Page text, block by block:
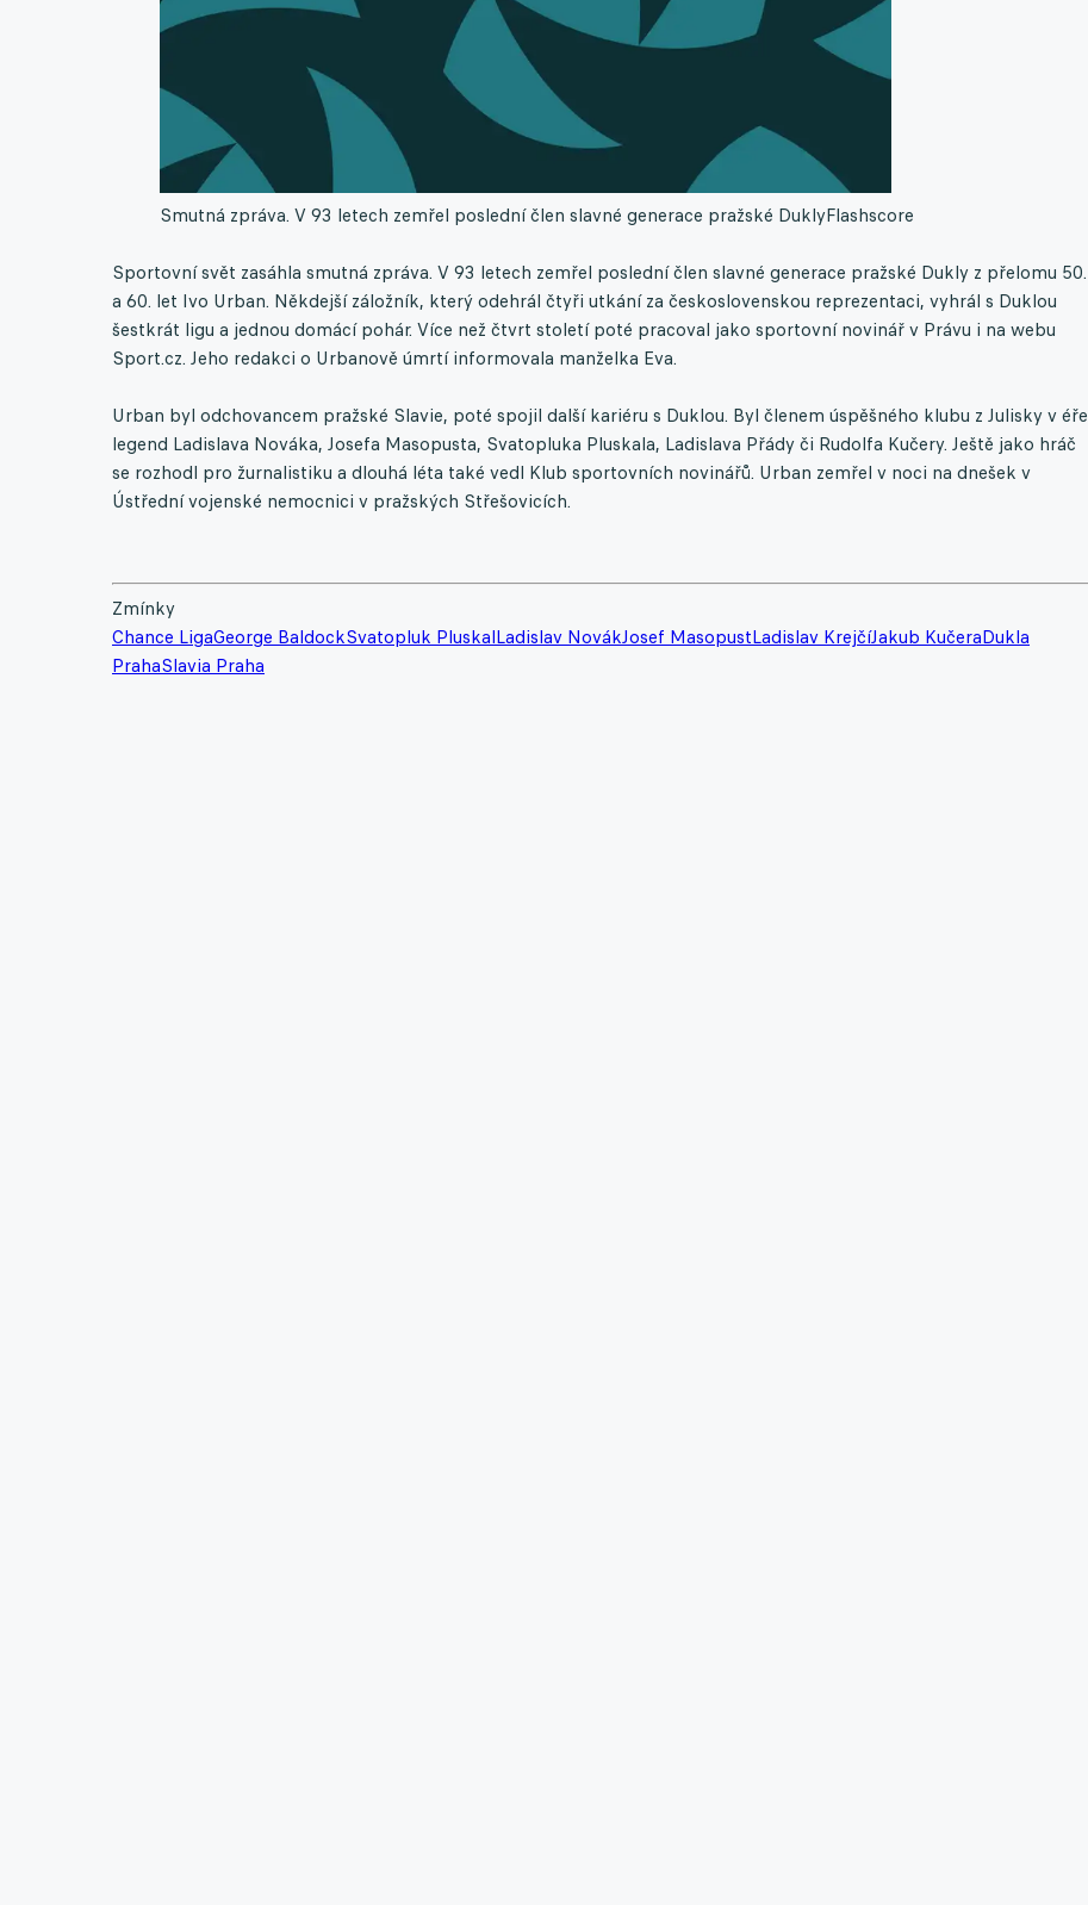
Smutná zpráva. V 93 letech zemřel poslední člen slavné generace pražské DuklyFlashscore
Sportovní svět zasáhla smutná zpráva. V 93 letech zemřel poslední člen slavné generace pražské Dukly z přelomu 50.
a 60. let Ivo Urban. Někdejší záložník, který odehrál čtyři utkání za československou reprezentaci, vyhrál s Duklou
šestkrát ligu a jednou domácí pohár. Více než čtvrt století poté pracoval jako sportovní novinář v Právu i na webu
Sport.cz. Jeho redakci o Urbanově úmrtí informovala manželka Eva.
Urban byl odchovancem pražské Slavie, poté spojil další kariéru s Duklou. Byl členem úspěšného klubu z Julisky v éře
legend Ladislava Nováka, Josefa Masopusta, Svatopluka Pluskala, Ladislava Přády či Rudolfa Kučery. Ještě jako hráč
se rozhodl pro žurnalistiku a dlouhá léta také vedl Klub sportovních novinářů. Urban zemřel v noci na dnešek v
Ústřední vojenské nemocnici v pražských Střešovicích.
Zmínky
Chance LigaGeorge BaldockSvatopluk PluskalLadislav NovákJosef MasopustLadislav KrejčíJakub KučeraDukla
PrahaSlavia Praha